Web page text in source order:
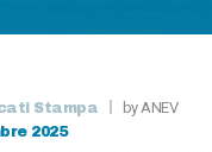
Stampa by ANEV
2025